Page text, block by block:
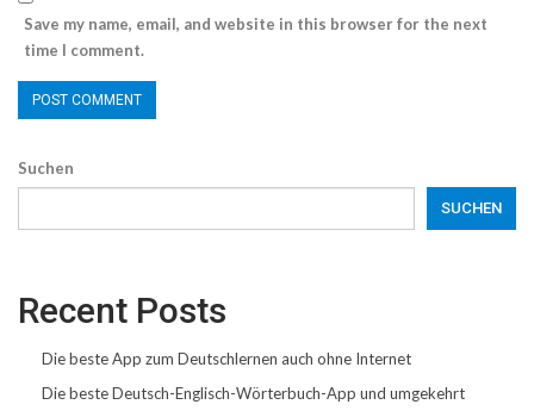
Save my name, email, and website in this browser for the next
time I comment.
Suchen
SUCHEN
Recent Posts
Die beste App zum Deutschlernen auch ohne Internet
Die beste Deutsch-Englisch-Wörterbuch-App und umgekehrt